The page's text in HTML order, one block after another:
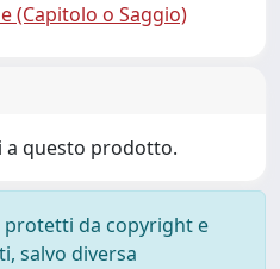
(Capitolo o Saggio)
a questo prodotto.
protetti da copyright e
salvo diversa